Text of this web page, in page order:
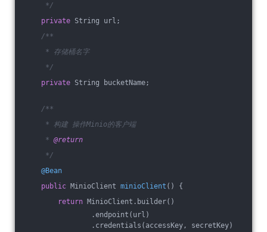
*/
private String url;
/**
* 存储桶名字
*/
private String bucketName;
/**
* 构建 操作Minio的客户端
* @return
*/
@Bean
public MinioClient minioClient ()
{
return MinioClient.builder()
.endpoint(url)
.credentials(accessKey, secretKey)